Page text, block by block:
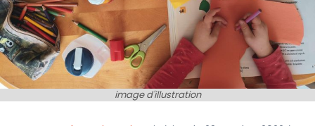
image d'illustration